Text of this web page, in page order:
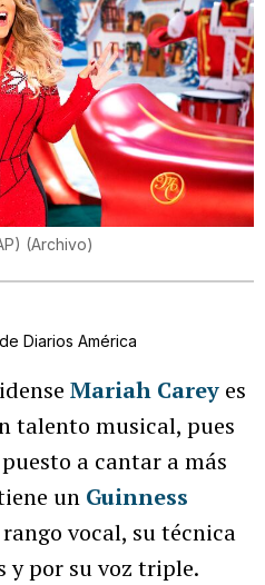
(Archivo)
Diarios América
Mariah Carey es
talento musical, pues
a cantar a más
un Guinness
vocal, su técnica
y por su voz triple.